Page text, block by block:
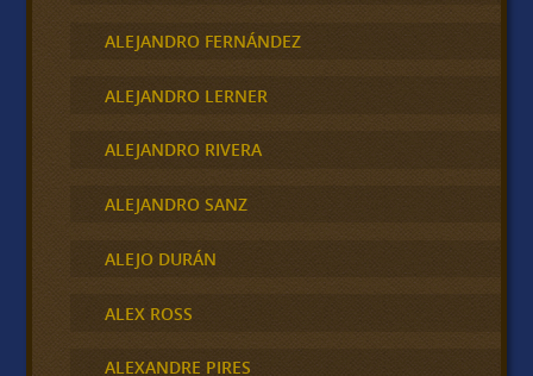
ALEJANDRO FERNÁNDEZ
ALEJANDRO LERNER
ALEJANDRO RIVERA
ALEJANDRO SANZ
ALEJO DURÁN
ALEX ROSS
ALEXANDRE PIRES